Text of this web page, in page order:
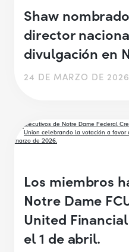
Shaw
director
divulgación en
24 DE MARZO DE 2026
Los miembros
Notre Dame
United
el 1 de abril.